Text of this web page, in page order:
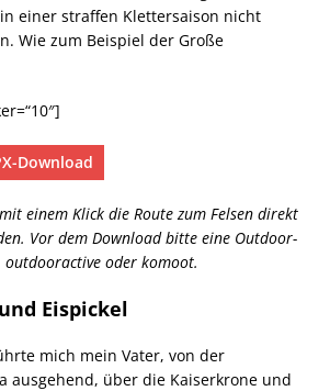
einer straffen Klettersaison nicht
Wie zum Beispiel der Große
Download
einem Klick die Route zum Felsen direkt
Vor dem Download bitte eine Outdoor-
outdooractive oder komoot.
Eispickel
mich mein Vater, von der
ausgehend, über die Kaiserkrone und